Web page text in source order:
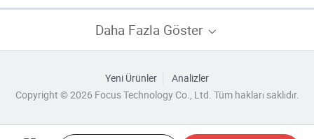
Daha Fazla Göster
Yeni Ürünler
Analizler
Copyright © 2026 Focus Technology Co., Ltd. Tüm hakları saklıdır.